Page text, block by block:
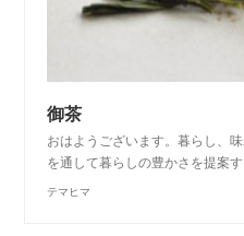
御茶
おはようございます。暮らし、
を通して暮らしの豊かさを提案
テマヒマ